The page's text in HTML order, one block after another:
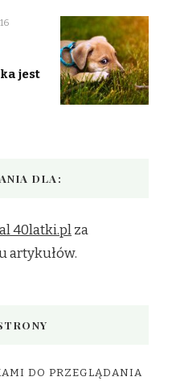
jest
DLA:
40latki.plza
artykułów.
DO PRZEGLĄDANIA